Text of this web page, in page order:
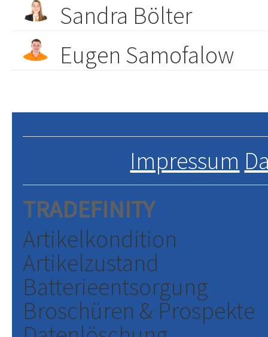
Sandra Bölter
Eugen Samofalow
Impressum
TRADEFINITY
Artikelkondition
Artikelzustand
Batterieentsorgung
Broschüren & Prospekte